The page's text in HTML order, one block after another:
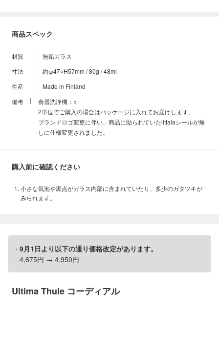
商品スペック
材質
無鉛ガラス
寸法
約φ47×H57mm / 80g / 48ml
生産
Made in Finland
備考
食器洗浄機：○
2単位でご購入の場合はパッケージに入れてお届けします。
ブランドロゴ変更に伴い、商品に貼られていたiittalaシールが無
しに仕様変更されました。
購入前に確認ください
小さな気泡や黒点がガラス内部に含まれていたり、多少のガタツキが
みられます。
9月1日より以下の通り価格改定があります。
4,675円 → 4,950円
Ultima Thule コーディアル